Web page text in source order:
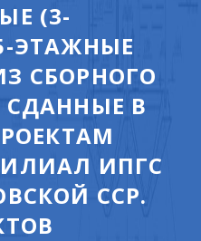
(3-
ЭТАЖНЫЕ
СБОРНОГО
СДАННЫЕ В
ИПГС
ССР.